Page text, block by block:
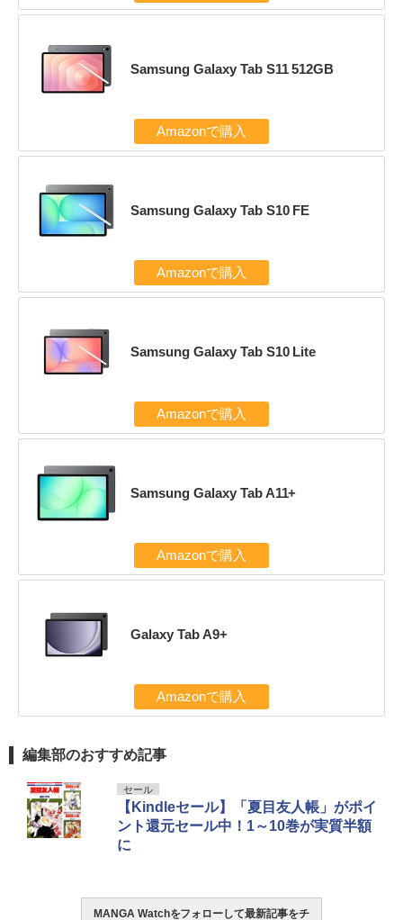
Samsung Galaxy Tab S11 512GB
Amazonで購入
Samsung Galaxy Tab S10 FE
Amazonで購入
Samsung Galaxy Tab S10 Lite
Amazonで購入
Samsung Galaxy Tab A11+
Amazonで購入
Galaxy Tab A9+
Amazonで購入
編集部のおすすめ記事
セール
【Kindleセール】「夏目友人帳」がポイ
ント還元セール中！1～10巻が実質半額
に
MANGA Watchをフォローして最新記事をチ